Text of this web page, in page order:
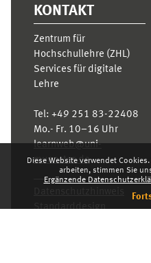
Diese Website verwendet
arbeiten, stimmen Sie
Ergänzende
KONTAKT
Zentrum für
Hochschullehre (ZHL)
Services für digitale
Lehre
Tel: +49 251 83-22408
Mo.- Fr. 10–16 Uhr
learnweb@uni-
muenster.de
Standarddesign